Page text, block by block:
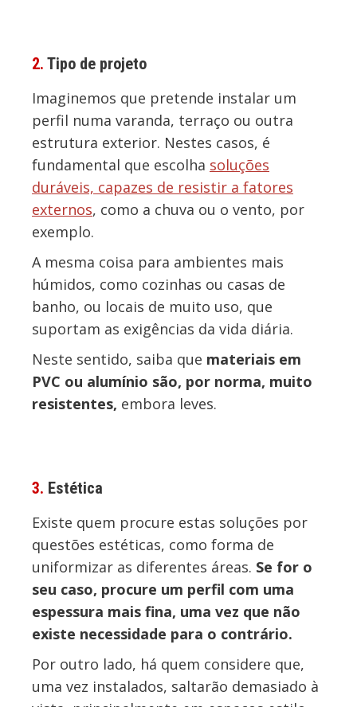
2. Tipo de projeto
Imaginemos que pretende instalar um
perfil numa varanda, terraço ou outra
estrutura exterior. Nestes casos, é
fundamental que escolha soluções
duráveis, capazes de resistir a fatores
externos, como a chuva ou o vento, por
exemplo.
A mesma coisa para ambientes mais
húmidos, como cozinhas ou casas de
banho, ou locais de muito uso, que
suportam as exigências da vida diária.
Neste sentido, saiba que materiais em
PVC ou alumínio são, por norma, muito
resistentes, embora leves.
3. Estética
Existe quem procure estas soluções por
questões estéticas, como forma de
uniformizar as diferentes áreas. Se for o
seu caso, procure um perfil com uma
espessura mais fina, uma vez que não
existe necessidade para o contrário.
Por outro lado, há quem considere que,
uma vez instalados, saltarão demasiado à